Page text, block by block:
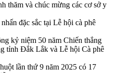
thăm và chúc mừng các cơ sở y
đặc sắc tại Lễ hội cà phê
kỷ niệm 50 năm Chiến thắng
tỉnh Đắk Lắk và Lễ hội Cà phê
lần thứ 9 năm 2025 có 17